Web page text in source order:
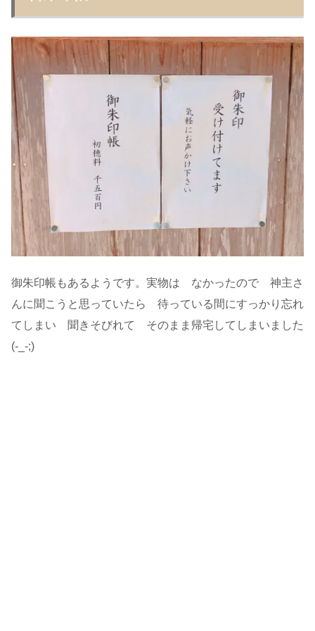
御朱印帳もあるようです。実物は なかったので 神主さ
んに聞こうと思っていたら 待っている間にすっかり忘れ
てしまい 聞きそびれて そのまま帰宅してしまいました
(-_-;)